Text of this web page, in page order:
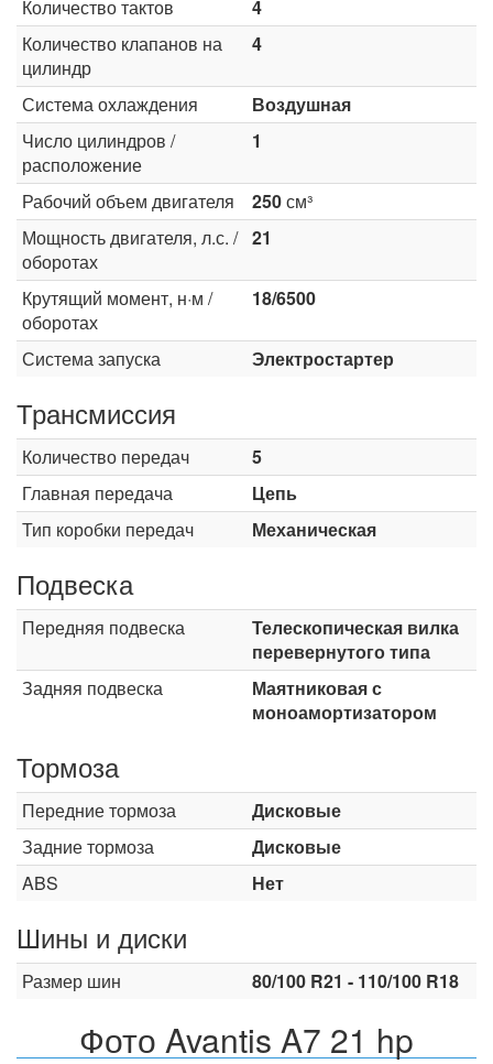
Количество тактов
4
Количество клапанов на
цилиндр
4
Система охлаждения
Воздушная
Число цилиндров /
расположение
1
Рабочий объем двигателя 250см³
Мощность двигателя, л.с. /
оборотах
21
Крутящий момент, н·м /
оборотах
18/6500
Система запуска Электростартер
Трансмиссия
Количество передач
5
Главная передача
Цепь
Тип коробки передач
Механическая
Подвеска
Передняя подвеска
Телескопическая вилка
перевернутого типа
Задняя подвеска
Маятниковая с
моноамортизатором
Тормоза
Передние тормоза
Дисковые
Задние тормоза
Дисковые
ABS
Нет
Шины и диски
Размер шин 80/100 R21 - 110/100 R18
Фото Avantis A7 21 hp